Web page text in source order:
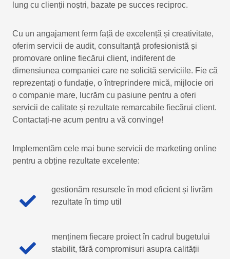
lung cu clienții noștri, bazate pe succes reciproc.
Cu un angajament ferm față de excelență și creativitate,
oferim servicii de audit, consultanță profesionistă și
promovare online fiecărui client, indiferent de
dimensiunea companiei care ne solicită serviciile. Fie că
reprezentați o fundație, o întreprindere mică, mijlocie ori
o companie mare, lucrăm cu pasiune pentru a oferi
servicii de calitate și rezultate remarcabile fiecărui client.
Contactați-ne acum pentru a vă convinge!
Implementăm cele mai bune servicii de marketing online
pentru a obține rezultate excelente:
gestionăm resursele în mod eficient și livrăm
rezultate în timp util
menținem fiecare proiect în cadrul bugetului
stabilit, fără compromisuri asupra calității